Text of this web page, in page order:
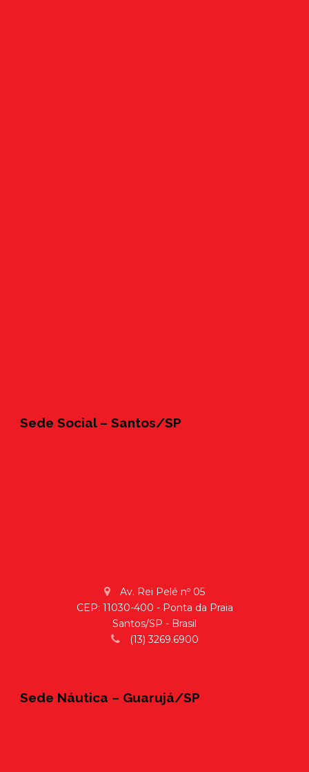
Sede Social – Santos/SP
Av. Rei Pelé nº 05
CEP: 11030-400 - Ponta da Praia
Santos/SP - Brasil
(13) 3269.6900
Sede Náutica – Guarujá/SP